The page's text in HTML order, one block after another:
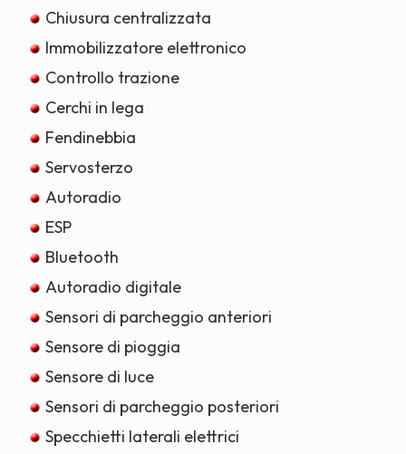
Chiusura centralizzata
Immobilizzatore elettronico
Controllo trazione
Cerchi in lega
Fendinebbia
Servosterzo
Autoradio
ESP
Bluetooth
Autoradio digitale
Sensori di parcheggio anteriori
Sensore di pioggia
Sensore di luce
Sensori di parcheggio posteriori
Specchietti laterali elettrici